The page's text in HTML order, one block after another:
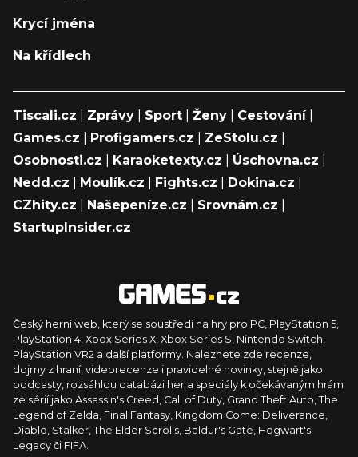
Krycí jména
Na křídlech
Tiscali.cz Zprávy Sport Ženy Cestování|
Games.cz
Profigamers.cz ZeStolu.cz
Osobnosti.cz
Karaoketexty.cz Úschovna.cz
Nedd.cz
Moulík.cz Fights.cz Dokina.cz
CZhity.cz
Našepeníze.cz Srovnám.cz
StartupInsider.cz
Český herní web, který se soustředí na hry pro PC, PlayStation 5,
PlayStation 4, Xbox Series X, Xbox Series S, Nintendo Switch,
PlayStation VR2 a další platformy. Naleznete zde recenze,
dojmy z hraní, videorecenze i pravidelné novinky, stejně jako
podcasty, rozsáhlou databázi her a speciály k očekávaným hrám
ze sérií jako Assassin's Creed, Call of Duty, Grand Theft Auto, The
Legend of Zelda, Final Fantasy, Kingdom Come: Deliverance,
Diablo, Stalker, The Elder Scrolls, Baldur's Gate, Hogwart's
Legacy či FIFA.